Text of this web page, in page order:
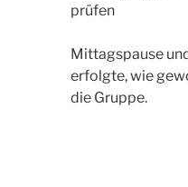
prüfen
Mittagspause
erfolgte, wie
die Gruppe.